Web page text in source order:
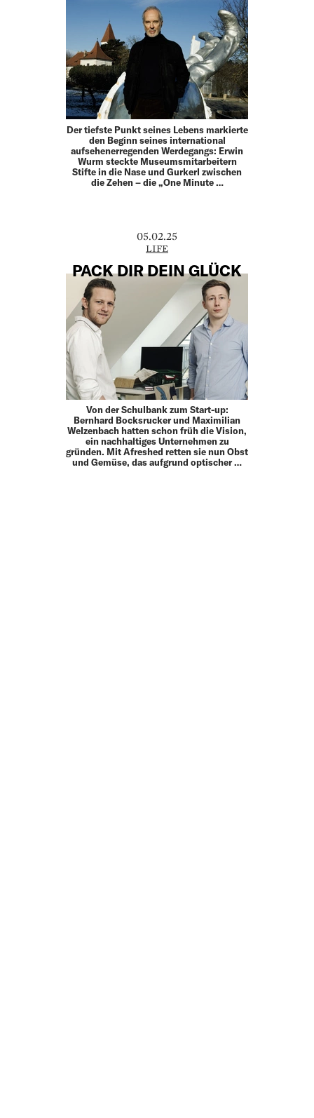
Der tiefste Punkt seines Lebens markierte
den Beginn seines international
aufsehenerregenden Werdegangs: Erwin
Wurm steckte Museumsmitarbeitern
Stifte in die Nase und Gurkerl zwischen
die Zehen – die „One Minute …
05.02.25
LIFE
PACK DIR DEIN GLÜCK
Von der Schulbank zum Start-up:
Bernhard Bocksrucker und Maximilian
Welzenbach hatten schon früh die Vision,
ein nachhaltiges Unternehmen zu
gründen. Mit Afreshed retten sie nun Obst
und Gemüse, das aufgrund optischer …